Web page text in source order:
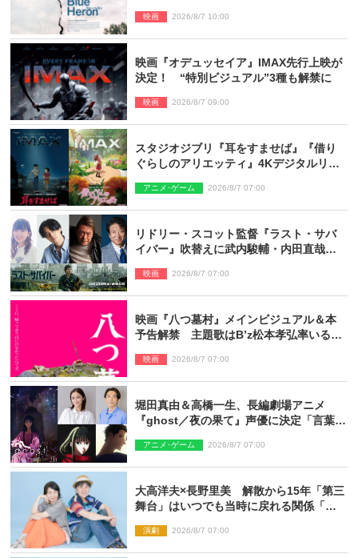
映画 2026/8/7 10:00
映画『オデュッセイア』IMAX先行上映が
決定！ “特別ビジュアル”3種も解禁に
映画 2026/8/7 09:00
スタジオジブリ『耳をすませば』『借り
ぐらしのアリエッティ』4Kデジタルリマ
アニメ･ゲーム 2026/8/7 07:00
リドリー・スコット監督『ラスト・サバ
イバー』吹替えに武内駿輔・内田直哉・
結！
映画 2026/8/7 07:00
映画『八つ墓村』メインビジュアル＆本
予告解禁 主題歌はB’z松本孝弘率いる
映画 2026/8/7 07:00
堀田真由＆高橋一生、長編劇場アニメ
『ghost／夜の果て』声優に決定「言葉に
た」
アニメ･ゲーム 2026/8/7 07:00
大高洋夫×長野里美 解散から15年「第三
舞台」はいつでも当時に戻れる関係「や
演劇 2026/8/7 07:00